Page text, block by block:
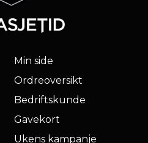
Min side
Ordreoversikt
Bedriftskunde
Gavekort
Ukens kampanje